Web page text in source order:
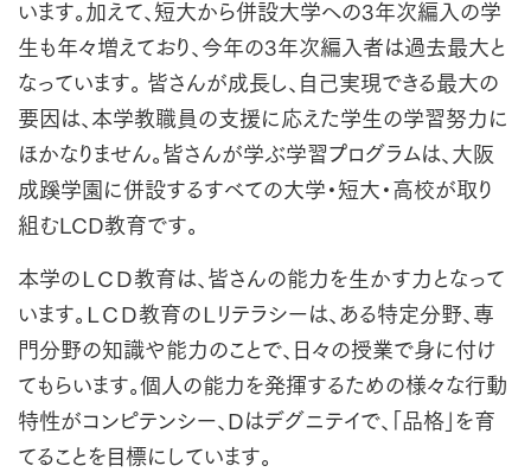
います。加えて、短大から併設大学への3年次編入の学
生も年々増えており、今年の3年次編入者は過去最大と
なっています。 皆さんが成長し、自己実現できる最大の
要因は、本学教職員の支援に応えた学生の学習努力に
ほかなりません。皆さんが学ぶ学習プログラムは、大阪
成蹊学園に併設するすべての大学・短大・高校が取り
組むLCD教育です。
本学のＬＣＤ教育は、皆さんの能力を生かす力となって
います。ＬＣＤ教育のＬリテラシーは、ある特定分野、専
門分野の知識や能力のことで、日々の授業で身に付け
てもらいます。個人の能力を発揮するための様々な行動
特性がコンピテンシー、Dはデグニテイで、「品格」を育
てることを目標にしています。